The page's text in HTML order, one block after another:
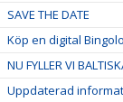
SAVE THE DATE
Köp en digital
NU FYLLER VI
Uppdaterad